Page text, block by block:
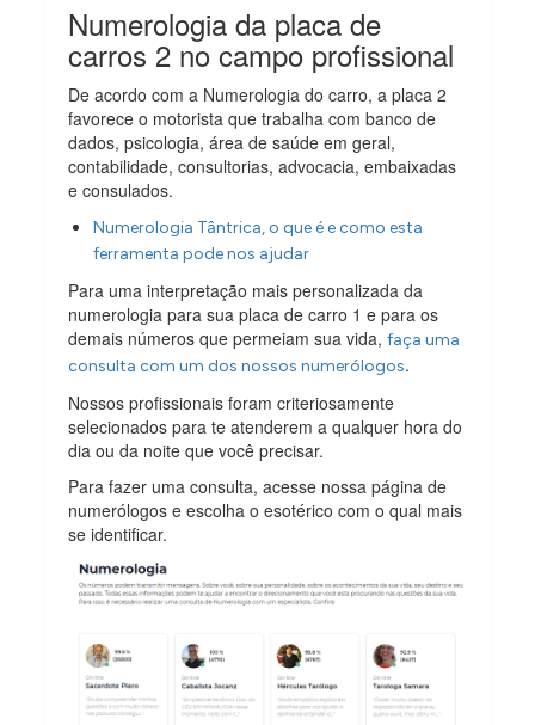
Numerologia da placa de
carros 2 no campo profissional
De acordo com a Numerologia do carro, a placa 2
favorece o motorista que trabalha com banco de
dados, psicologia, área de saúde em geral,
contabilidade, consultorias, advocacia, embaixadas
e consulados.
Numerologia Tântrica, o que é e como esta
ferramenta pode nos ajudar
Para uma interpretação mais personalizada da
numerologia para sua placa de carro 1 e para os
demais números que permeiam sua vida,faça uma
consulta com um dos nossos numerólogos.
Nossos profissionais foram criteriosamente
selecionados para te atenderem a qualquer hora do
dia ou da noite que você precisar.
Para fazer uma consulta, acesse nossa página de
numerólogos e escolha o esotérico com o qual mais
se identificar.